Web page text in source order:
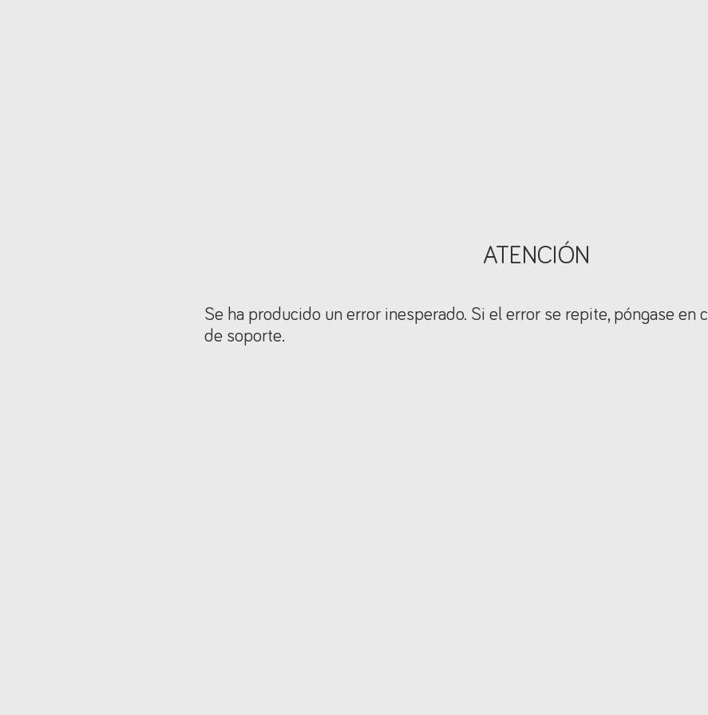
ATENCIÓN
Se ha producido un error inesperado. Si el error se repite, póngase en
de soporte.